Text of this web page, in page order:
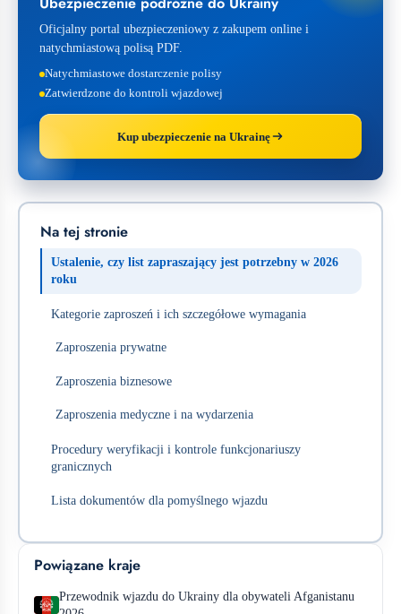
Oficjalny portal ubezpieczeniowy z zakupem online i
natychmiastową polisą PDF.
Natychmiastowe dostarczenie polisy
Zatwierdzone do kontroli wjazdowej
Kup ubezpieczenie na Ukrainę
Na tej stronie
Ustalenie, czy list zapraszający jest potrzebny w 2026
roku
Kategorie zaproszeń i ich szczegółowe wymagania
Zaproszenia prywatne
Zaproszenia biznesowe
Zaproszenia medyczne i na wydarzenia
Procedury weryfikacji i kontrole funkcjonariuszy
granicznych
Lista dokumentów dla pomyślnego wjazdu
Powiązane kraje
Przewodnik wjazdu do Ukrainy dla obywateli Afganistanu